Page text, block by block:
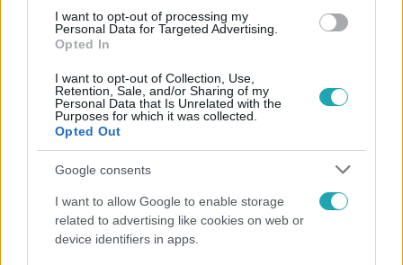
I want to opt-out of processing my
Personal Data for Targeted Advertising.
Opted In
I want to opt-out of Collection, Use,
Retention, Sale, and/or Sharing of my
Personal Data that Is Unrelated with the
Purposes for which it was collected.
Opted Out
Google consents
I want to allow Google to enable storage
related to advertising like cookies on web or
device identifiers in apps.
Népszerű